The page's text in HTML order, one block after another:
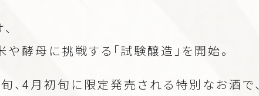
酵母に挑戦する「試験醸造」を開始。
、4月初旬に限定発売される特別なお酒で、